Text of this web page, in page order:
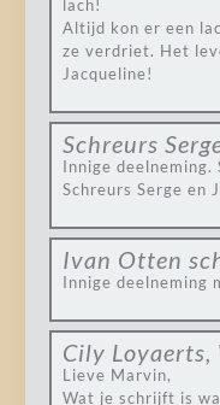
lach!
Altijd kon er een
ze verdriet. Het
Jacqueline!
Schreurs
Innige
Schreurs Serge en
Ivan Otten
Innige deelneming
Cily Loyaerts,
Lieve Marvin,
Wat je schrijft is